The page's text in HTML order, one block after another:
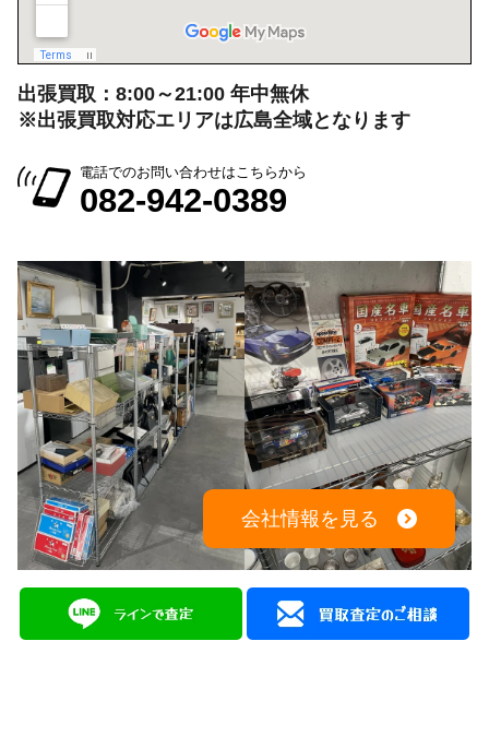
出張買取：8:00～21:00 年中無休
※出張買取対応エリアは広島全域となります
電話でのお問い合わせはこちらから
082-942-0389
会社情報を見る